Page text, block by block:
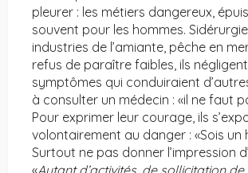
pleurer : les métiers dangereux,
souvent pour les hommes.
industries de l’amiante, pêche en
refus de paraître faibles, ils
symptômes qui conduiraient
à consulter un médecin : «il ne faut
Pour exprimer leur courage, ils
volontairement au danger : «Sois un
Surtout ne pas donner l’impression